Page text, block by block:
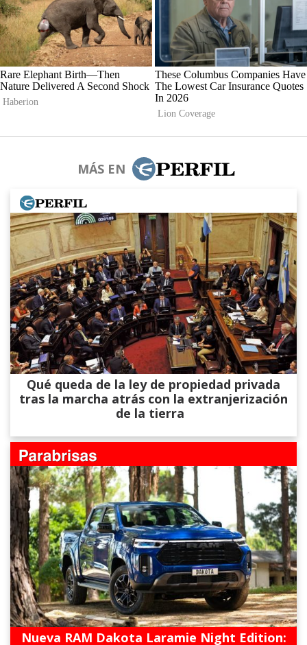
MÁS EN
Qué queda de la ley de propiedad privada
tras la marcha atrás con la extranjerización
de la tierra
Nueva RAM Dakota Laramie Night Edition: